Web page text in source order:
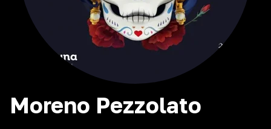
‎Moreno Pezzolato